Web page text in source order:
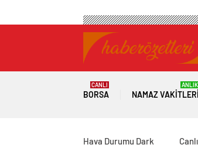
BORSA
CANLI
NAMAZ VAKITLERI
ANLIK
Hava Durumu Dark